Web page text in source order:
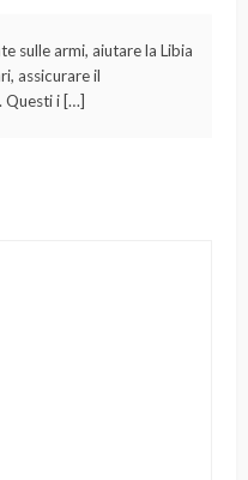
sulle armi, aiutare la Libia
assicurare il
Questi i […]